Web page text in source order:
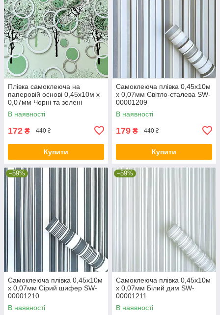
Плівка самоклеюча на
паперовій основі 0,45х10м х
0,07мм Чорні та зелені
дерева SW-00002440
В наявності
172 ₴ 440 ₴
Купити
Самоклеюча плівка 0,45х10м
х 0,07мм Світло-сталева SW-
00001209
В наявності
179 ₴ 440 ₴
Купити
–59%
Самоклеюча плівка 0,45х10м
х 0,07мм Сірий шифер SW-
00001210
В наявності
–59%
Самоклеюча плівка 0,45х10м
х 0,07мм Білий дим SW-
00001211
В наявності